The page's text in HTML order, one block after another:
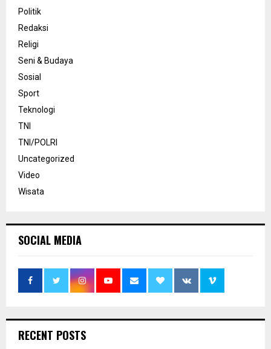
Politik
Redaksi
Religi
Seni & Budaya
Sosial
Sport
Teknologi
TNI
TNI/POLRI
Uncategorized
Video
Wisata
SOCIAL MEDIA
RECENT POSTS